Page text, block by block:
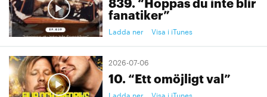
fanatiker”
Ladda ner Visa i iTunes
2026-07-06
10. “Ett omöjligt val”
Ladda ner Visa i iTunes